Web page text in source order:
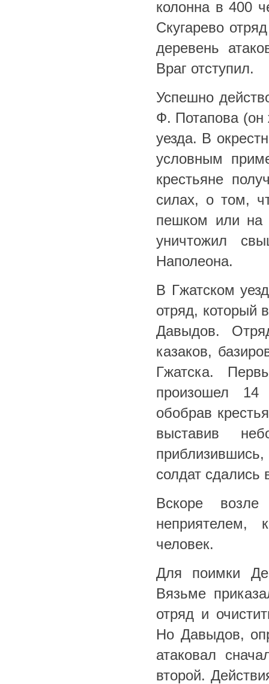
колонна в 400
Скугарево
деревень
Враг отступил.
Успешно
Ф. Потапова (он
уезда. В
условным
крестьяне
силах, о том,
пешком или на
уничтожил
Наполеона.
В Гжатском
отряд, который
Давыдов.
казаков,
Гжатска.
произошел 14
обобрав
выставив
солдат
Вскоре
неприятелем,
человек.
Для поимки
Вязьме
отряд и
Но Давыдов,
атаковал
второй.